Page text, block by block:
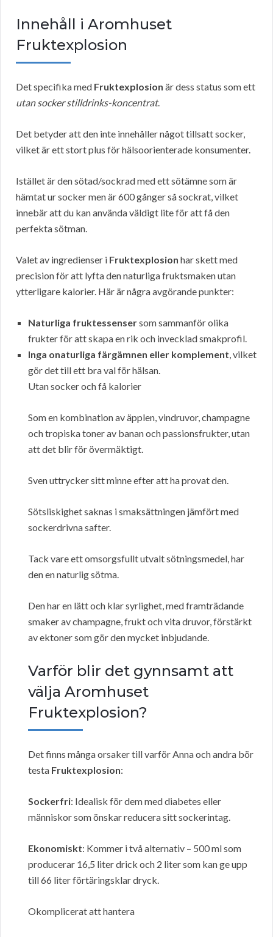
Innehåll i Aromhuset
Fruktexplosion
Det specifika med Fruktexplosion är dess status som ett
utan socker stilldrinks-koncentrat.
Det betyder att den inte innehåller något tillsatt socker,
vilket är ett stort plus för hälsoorienterade konsumenter.
Istället är den sötad/sockrad med ett sötämne som är
hämtat ur socker men är 600 gånger så sockrat, vilket
innebär att du kan använda väldigt lite för att få den
perfekta sötman.
Valet av ingredienser i Fruktexplosion har skett med
precision för att lyfta den naturliga fruktsmaken utan
ytterligare kalorier. Här är några avgörande punkter:
Naturliga fruktessensersom sammanför olika
frukter för att skapa en rik och invecklad smakprofil.
Inga onaturliga färgämnen eller komplement, vilket
gör det till ett bra val för hälsan.
Utan socker och få kalorier
Som en kombination av äpplen, vindruvor, champagne
och tropiska toner av banan och passionsfrukter, utan
att det blir för övermäktigt.
Sven uttrycker sitt minne efter att ha provat den.
Sötsliskighet saknas i smaksättningen jämfört med
sockerdrivna safter.
Tack vare ett omsorgsfullt utvalt sötningsmedel, har
den en naturlig sötma.
Den har en lätt och klar syrlighet, med framträdande
smaker av champagne, frukt och vita druvor, förstärkt
av ektoner som gör den mycket inbjudande.
Varför blir det gynnsamt att
välja Aromhuset
Fruktexplosion?
Det finns många orsaker till varför Anna och andra bör
testa Fruktexplosion:
Sockerfri: Idealisk för dem med diabetes eller
människor som önskar reducera sitt sockerintag.
Ekonomiskt: Kommer i två alternativ – 500 ml som
producerar 16,5 liter drick och 2 liter som kan ge upp
till 66 liter förtäringsklar dryck.
Okomplicerat att hantera